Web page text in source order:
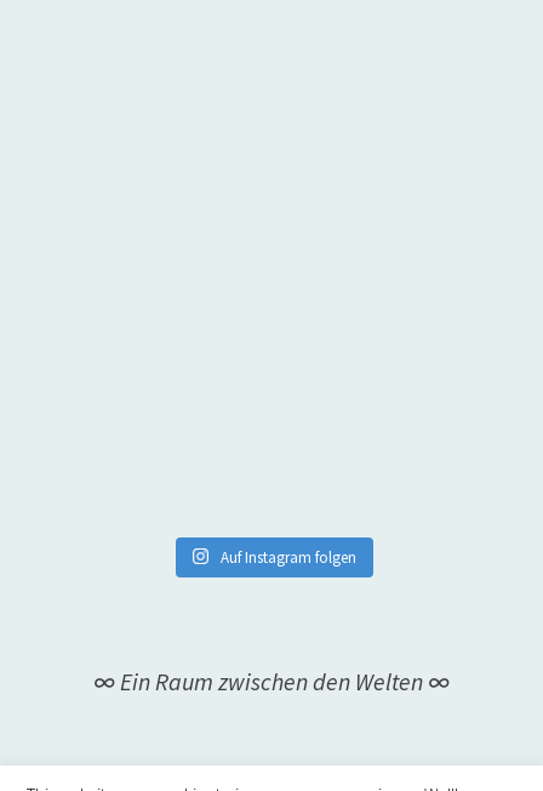
Auf Instagram folgen
∞ Ein Raum zwischen den Welten ∞